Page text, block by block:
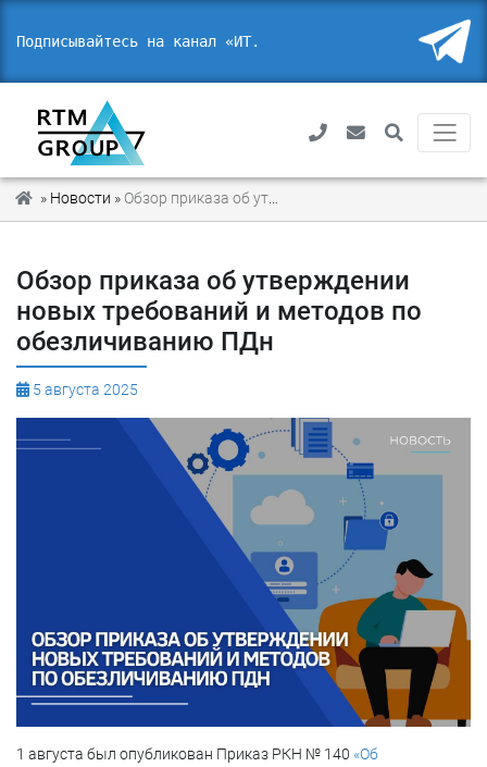
Подписывайтесь на канал «ИТ. Пр
» Новости » Обзор приказа об утверждении новых требований и методов по обезличиванию ПДн
Обзор приказа об утверждении
новых требований и методов по
обезличиванию ПДн
5 августа 2025
1 августа был опубликован Приказ РКН № 140 «Об